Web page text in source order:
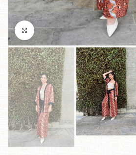
Click to enlarge